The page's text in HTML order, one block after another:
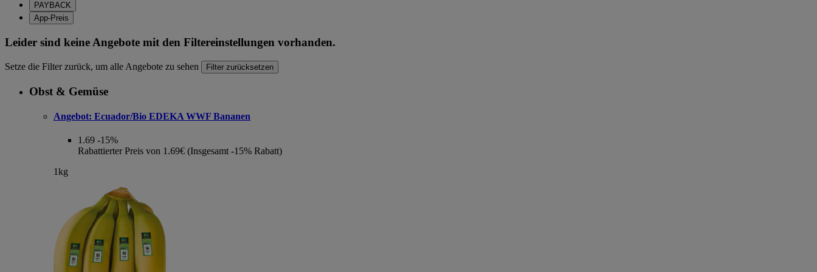
PAYBACK
App-Preis
Leider sind keine Angebote mit den Filtereinstellungen vorhanden.
Setze die Filter zurück, um alle Angebote zu sehen Filter zurücksetzen
Obst & Gemüse
Angebot: Ecuador/Bio EDEKA WWF Bananen
1.69 -15%
Rabattierter Preis von 1.69€ (Insgesamt -15% Rabatt)
1kg